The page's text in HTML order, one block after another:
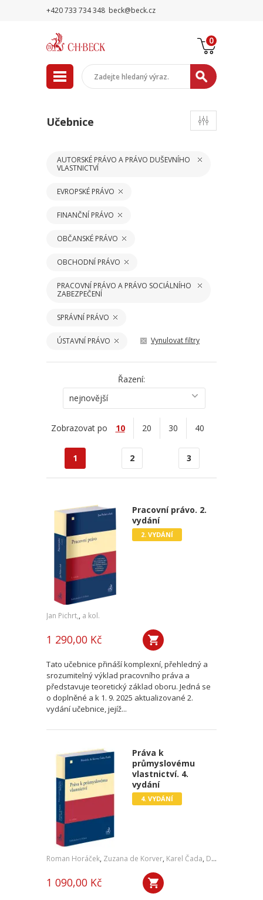
+420 733 734 348 beck@beck.cz
0
Učebnice
AUTORSKÉ PRÁVO A PRÁVO DUŠEVNÍHO
VLASTNICTVÍ
EVROPSKÉ PRÁVO
FINANČNÍ PRÁVO
OBČANSKÉ PRÁVO
OBCHODNÍ PRÁVO
PRACOVNÍ PRÁVO A PRÁVO SOCIÁLNÍHO
ZABEZPEČENÍ
SPRÁVNÍ PRÁVO
ÚSTAVNÍ PRÁVO Vynulovat filtry
Řazení:
nejnovější
Zobrazovat po 10 20 30 40
1 2 3
Pracovní právo. 2.
vydání
2. VYDÁNÍ
Jan Pichrt,, a kol.
1 290,00 Kč
Tato učebnice přináší komplexní, přehledný a
srozumitelný výklad pracovního práva a
představuje teoretický základ oboru. Jedná se
o doplněné a k 1. 9. 2025 aktualizované 2.
vydání učebnice, jejíž...
Práva k
průmyslovému
vlastnictví. 4.
vydání
4. VYDÁNÍ
Roman Horáček, Zuzana de Korver, Karel Čada, Daniel Patěk
1 090,00 Kč